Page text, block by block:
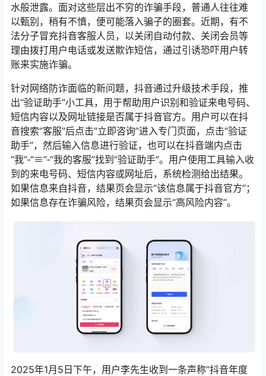
水般泄露。面对这些层出不穷的诈骗手段，普通人往往难
以甄别，稍有不慎，便可能落入骗子的圈套。近期，有不
法分子冒充抖音客服人员，以关闭自动付款、关闭会员等
理由拨打用户电话或发送欺诈短信，通过引诱恐吓用户转
账来实施诈骗。
针对网络防诈面临的新问题，抖音通过升级技术手段，推
出“验证助手”小工具，用于帮助用户识别和验证来电号码、
短信内容以及网址链接是否属于抖音官方。用户可以在抖
音搜索“客服”后点击“立即咨询”进入专门页面，点击“验证
助手”，然后输入信息进行验证，也可以在抖音端内点击
“我”-“≡”-“我的客服”找到“验证助手”。用户使用工具输入收
到的来电号码、短信内容或网址后，系统检测给出结果。
如果信息来自抖音，结果页会显示“该信息属于抖音官方”；
如果信息存在诈骗风险，结果页会显示“高风险内容”。
2025年1月5日下午，用户李先生收到一条声称“抖音年度